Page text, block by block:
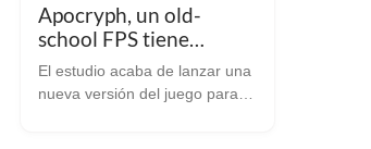
Apocryph, un old-
school FPS tiene
versión pre-alpha
(actualización)
El estudio acaba de lanzar una
nueva versión del juego para